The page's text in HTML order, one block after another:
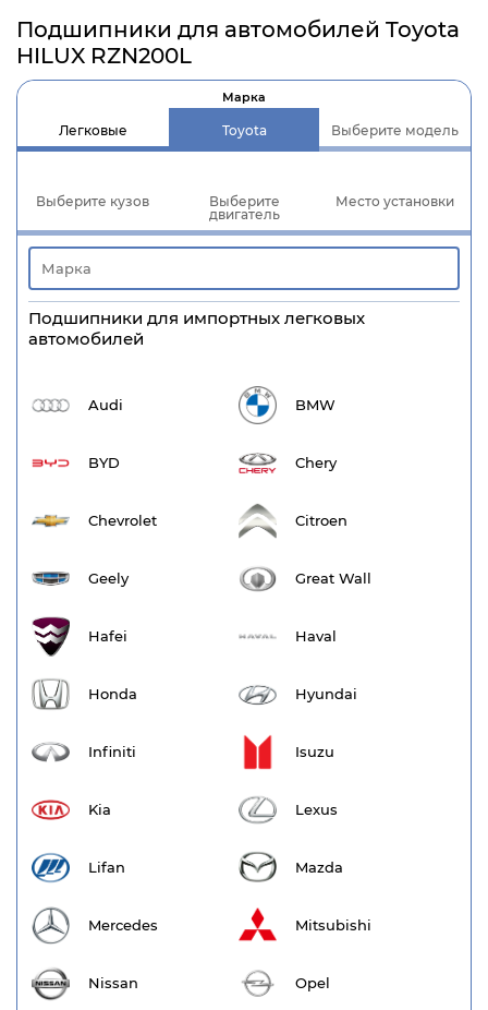
Подшипники для автомобилей Toyota
HILUX RZN200L
Легковые
Марка
Toyota Выберите модель
Выберите кузов
Выберите
двигатель
Место установки
Подшипники для импортных легковых
автомобилей
Audi BMW
BYD Chery
Chevrolet Citroen
Geely Great Wall
Hafei Haval
Honda Hyundai
Infiniti Isuzu
Kia Lexus
Lifan Mazda
Mercedes Mitsubishi
Nissan Opel